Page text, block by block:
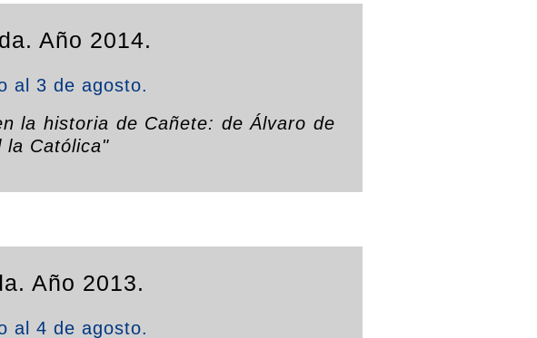
Año 2014.
al 3 de agosto.
la historia de Cañete: de Álvaro de
la Católica"
Año 2013.
al 4 de agosto.